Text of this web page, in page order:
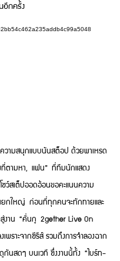
อีกครั้ง
วามสนุกแบบนันสต็อป ด้วยพาเหรด
ตามหา, แฟน” ที่ทีมนักแสดง
สเต็ปออดอ้อนขอคะแนนความ
กใหญ่ ก่อนที่ทุกคนจะทักทายและ
งาน “คั่นกู 2gether Live On
พราะจากซีรีส์ รวมถึงการจำลองฉาก
กันสดๆ บนเวที ซึ่งงานนี้ทั้ง “ไบร์ท-